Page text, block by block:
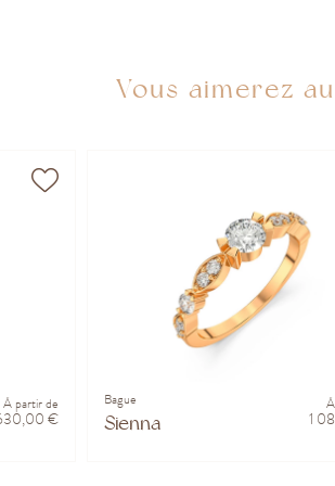
Vous aimerez
À partir de
€
Bague
Sienna 1